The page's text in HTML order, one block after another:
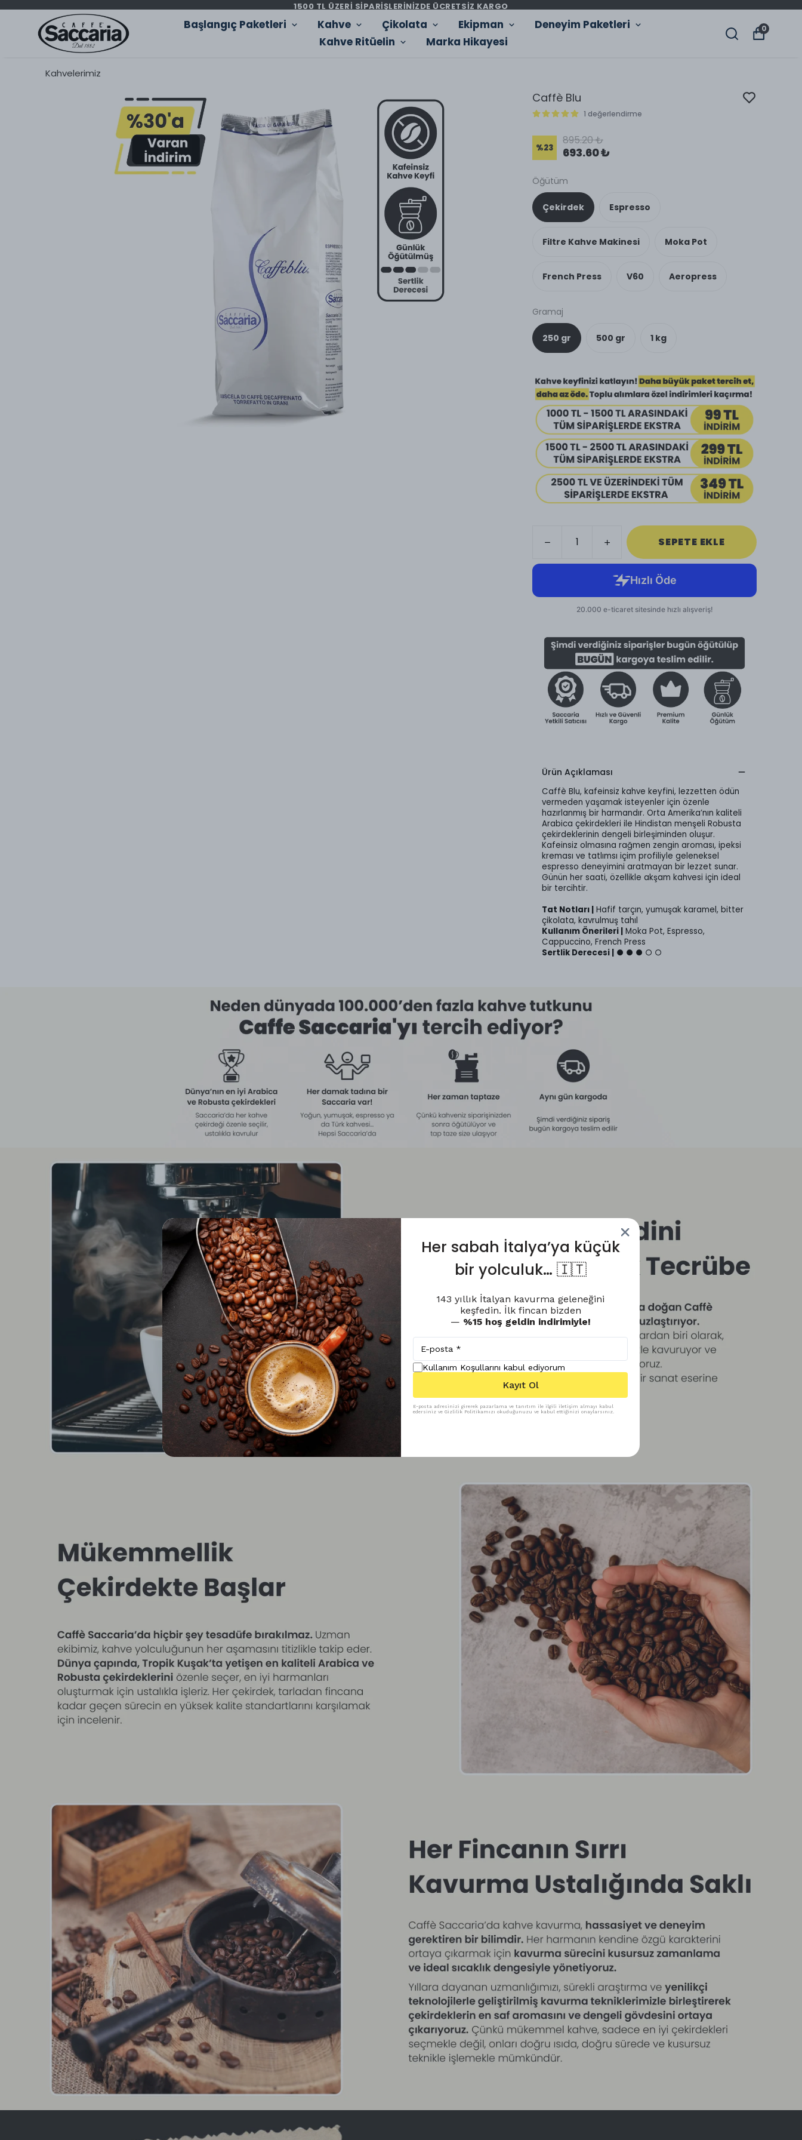
1500 TL ÜZERİ SİPARİŞLERİNİZDE ÜCRETSİZ KARGO
Başlangıç Paketleri Kahve Çikolata Ekipman
Deneyim Paketleri
Kahve Ritüelin
Marka Hikayesi
0
Kahvelerimiz
Caffè Blu
1 değerlendirme
%23
895.20 ₺
693.60 ₺
Öğütüm
Çekirdek Espresso
Filtre Kahve Makinesi Moka Pot
French Press V60 Aeropress
Gramaj
250 gr 500 gr 1 kg
SEPETE EKLE
Ürün Açıklaması
Caffè Blu, kafeinsiz kahve keyfini, lezzetten ödün
vermeden yaşamak isteyenler için özenle
hazırlanmış bir harmandır. Orta Amerika’nın kaliteli
Arabica çekirdekleri ile Hindistan menşeli Robusta
çekirdeklerinin dengeli birleşiminden oluşur.
Kafeinsiz olmasına rağmen zengin aroması, ipeksi
kreması ve tatlımsı içim profiliyle geleneksel
espresso deneyimini aratmayan bir lezzet sunar.
Günün her saati, özellikle akşam kahvesi için ideal
bir tercihtir.
Tat Notları | Hafif tarçın, yumuşak karamel, bitter
çikolata, kavrulmuş tahıl
Kullanım Önerileri | Moka Pot, Espresso,
Cappuccino, French Press
Sertlik Derecesi | ● ● ● ○ ○
Her sabah İtalya’ya küçük
bir yolculuk… 🇮🇹
143 yıllık İtalyan kavurma geleneğini
keşfedin. İlk fincan bizden
— %15 hoş geldin indirimiyle!
Kullanım Koşullarını kabul ediyorum
Kayıt Ol
E-posta adresinizi girerek pazarlama ve tanıtım ile ilgili iletişim almayı kabul
edersiniz ve Gizlilik Politikamızı okuduğunuzu ve kabul ettiğinizi onaylarsınız.